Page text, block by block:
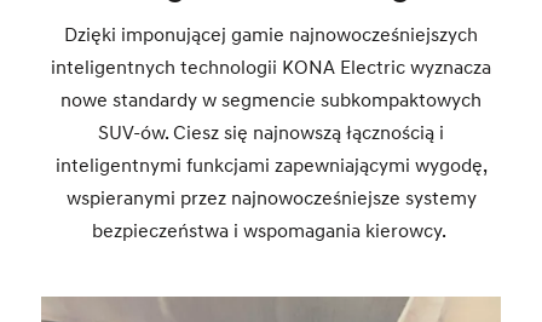
Dzięki imponującej gamie najnowocześniejszych
inteligentnych technologii KONA Electric wyznacza
nowe standardy w segmencie subkompaktowych
SUV-ów. Ciesz się najnowszą łącznością i
inteligentnymi funkcjami zapewniającymi wygodę,
wspieranymi przez najnowocześniejsze systemy
bezpieczeństwa i wspomagania kierowcy.